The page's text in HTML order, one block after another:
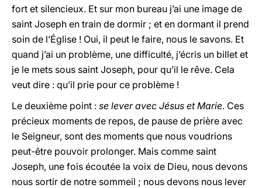
fort et silencieux. Et sur mon bureau j’ai une image de
saint Joseph en train de dormir ; et en dormant il prend
soin de l’Église ! Oui, il peut le faire, nous le savons. Et
quand j’ai un problème, une difficulté, j’écris un billet et
je le mets sous saint Joseph, pour qu’il le rêve. Cela
veut dire : qu’il prie pour ce problème !
Le deuxième point : se lever avec Jésus et Marie. Ces
précieux moments de repos, de pause de prière avec
le Seigneur, sont des moments que nous voudrions
peut-être pouvoir prolonger. Mais comme saint
Joseph, une fois écoutée la voix de Dieu, nous devons
nous sortir de notre sommeil ; nous devons nous lever